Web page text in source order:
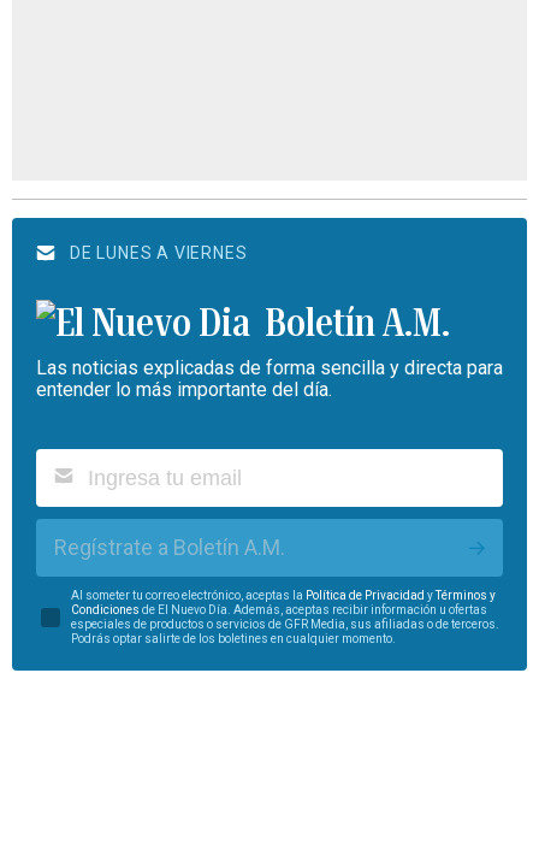
DE LUNES A VIERNES
Boletín A.M.
Las noticias explicadas de forma sencilla y directa para
entender lo más importante del día.
Regístrate a Boletín A.M.
Al someter tu correo electrónico, aceptas la Política de Privacidad yTérminos y
Condiciones de El Nuevo Día. Además, aceptas recibir información u ofertas
especiales de productos o servicios de GFR Media, sus afiliadas o de terceros.
Podrás optar salirte de los boletines en cualquier momento.